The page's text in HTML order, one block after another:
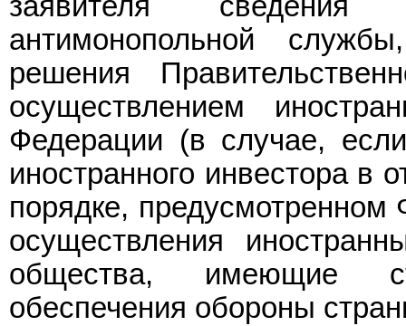
заявителя
антимонопольной
решения
осуществлением
Федерации (в случае,
иностранного инвестора в
порядке,
осуществления
общества, имеющие
обеспечения обороны